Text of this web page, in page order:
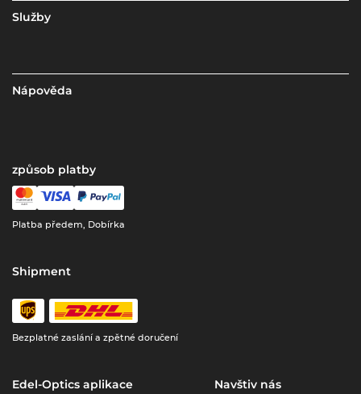
Služby
Nápověda
způsob platby
Platba předem, Dobírka
Shipment
Bezplatné zaslání a zpětné doručení
Edel-Optics aplikace Navštiv nás